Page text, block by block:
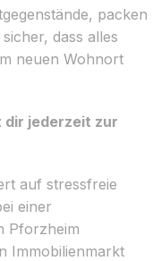
packen
dass alles
neuen Wohnort
dir jederzeit zur
auf stressfreie
einer
Pforzheim
Immobilienmarkt